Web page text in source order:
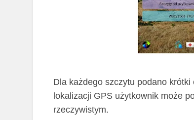
Dla każdego szczytu podano
lokalizacji GPS użytkownik może
rzeczywistym.